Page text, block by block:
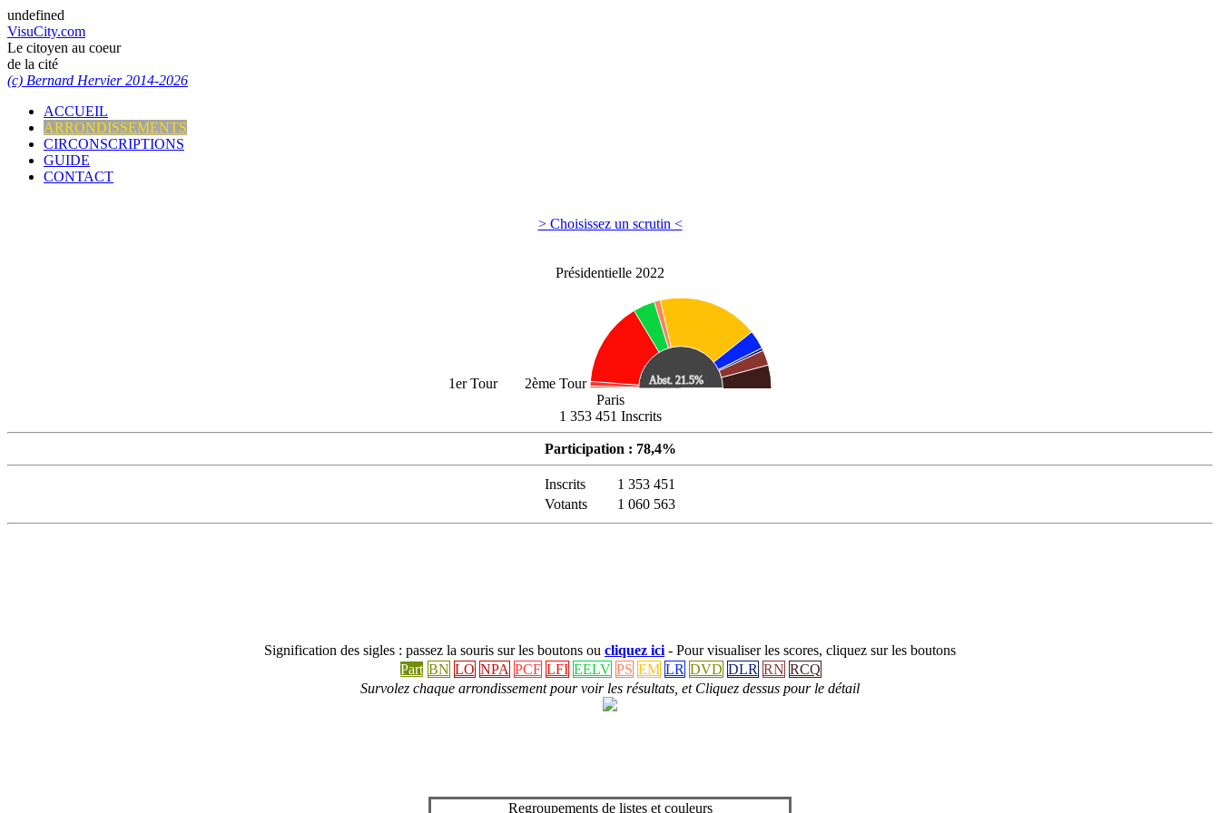
undefined
VisuCity.com
Le citoyen au coeur
de la cité
(c) Bernard Hervier 2014-2026
ACCUEIL
ARRONDISSEMENTS
CIRCONSCRIPTIONS
GUIDE
CONTACT
> Choisissez un scrutin <
Présidentielle 2022
1er Tour
2ème Tour
Paris
1 353 451 Inscrits
Participation : 78,4%
Inscrits
1 353 451
Votants
1 060 563
Signification des sigles : passez la souris sur les boutons ou cliquez ici - Pour visualiser les scores, cliquez sur les boutons
Part BN LO NPA PCF LFI EELV PS EM LR DVD DLR RN RCQ
Survolez chaque arrondissement pour voir les résultats, et Cliquez dessus pour le détail
Regroupements de listes et couleurs